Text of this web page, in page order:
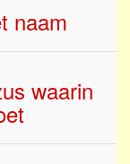
naam
waarin